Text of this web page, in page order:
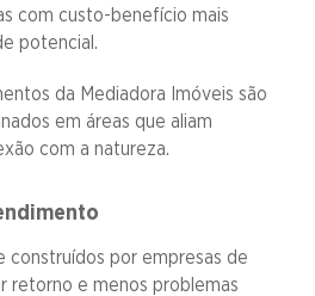
com custo-benefício mais
potencial.
da Mediadora Imóveis são
em áreas que aliam
com a natureza.
construídos por empresas de
retorno e menos problemas